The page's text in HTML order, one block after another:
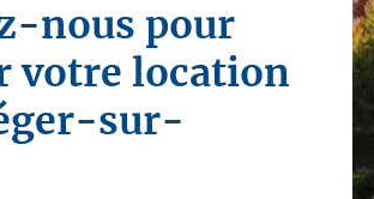
nous pour
votre location
sur-